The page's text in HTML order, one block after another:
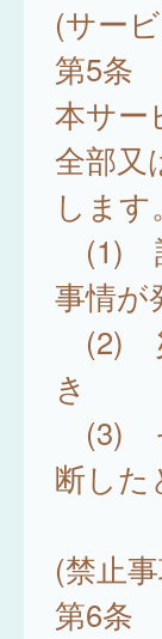
(サー
第5条
本サー
全部又
します。
(1)
事情が
(2)
き
(3)
断した
(禁止
第6条